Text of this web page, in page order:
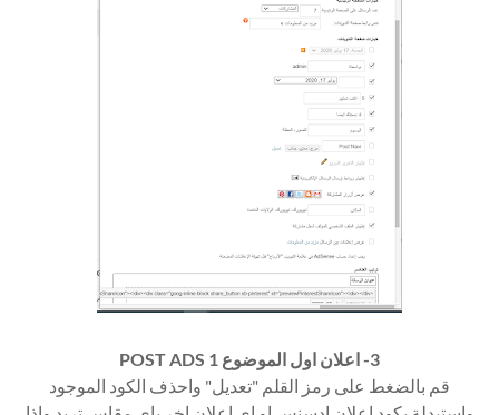
3- اعلان اول الموضوع POST ADS 1
قم بالضغط على رمز القلم "تعديل" واحذف الكود الموجود